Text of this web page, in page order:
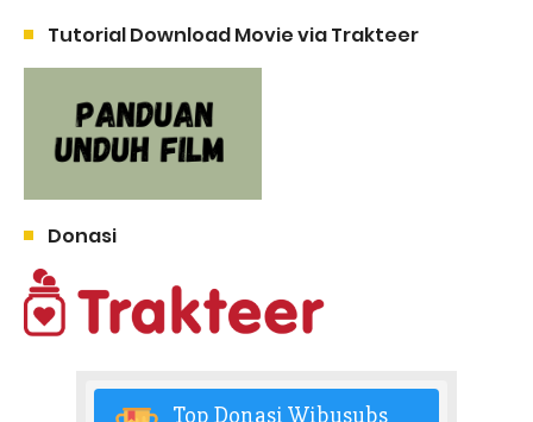
Tutorial Download Movie via Trakteer
Donasi